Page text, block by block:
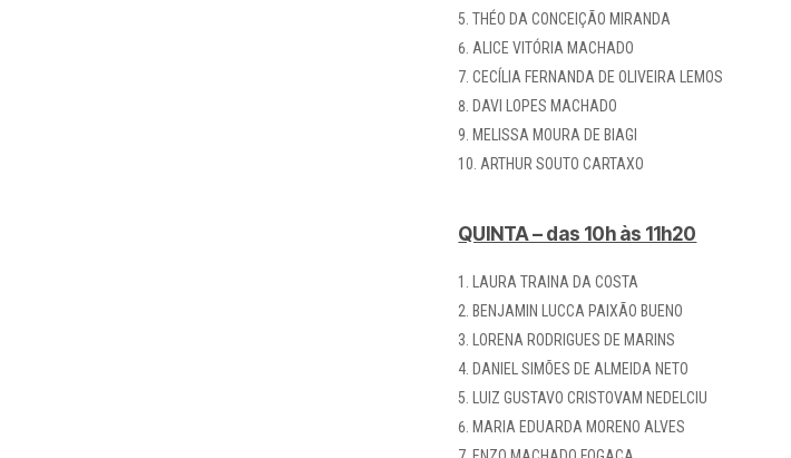
THÉO DA CONCEIÇÃO MIRANDA
ALICE VITÓRIA MACHADO
CECÍLIA FERNANDA DE OLIVEIRA LEMOS
DAVI LOPES MACHADO
MELISSA MOURA DE BIAGI
ARTHUR SOUTO CARTAXO
QUINTA – das 10h às 11h20
LAURA TRAINA DA COSTA
BENJAMIN LUCCA PAIXÃO BUENO
LORENA RODRIGUES DE MARINS
DANIEL SIMÕES DE ALMEIDA NETO
LUIZ GUSTAVO CRISTOVAM NEDELCIU
MARIA EDUARDA MORENO ALVES